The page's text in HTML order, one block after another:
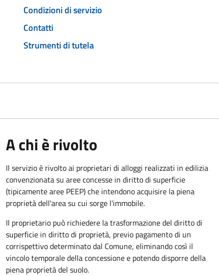
Condizioni di servizio
Contatti
Strumenti di tutela
A chi è rivolto
Il servizio è rivolto ai proprietari di alloggi realizzati in edilizia
convenzionata su aree concesse in diritto di superficie
(tipicamente aree PEEP) che intendono acquisire la piena
proprietà dell'area su cui sorge l'immobile.
Il proprietario può richiedere la trasformazione del diritto di
superficie in diritto di proprietà, previo pagamento di un
corrispettivo determinato dal Comune, eliminando così il
vincolo temporale della concessione e potendo disporre della
piena proprietà del suolo.